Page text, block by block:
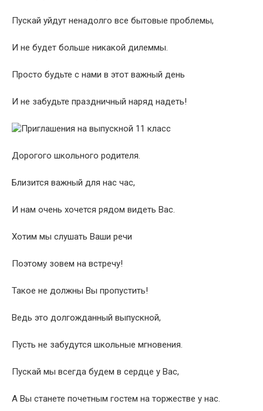
Пускай уйдут ненадолго все бытовые проблемы,
И не будет больше никакой дилеммы.
Просто будьте с нами в этот важный день
И не забудьте праздничный наряд надеть!
Дорогого школьного родителя.
Близится важный для нас час,
И нам очень хочется рядом видеть Вас.
Хотим мы слушать Ваши речи
Поэтому зовем на встречу!
Такое не должны Вы пропустить!
Ведь это долгожданный выпускной,
Пусть не забудутся школьные мгновения.
Пускай мы всегда будем в сердце у Вас,
А Вы станете почетным гостем на торжестве у нас.